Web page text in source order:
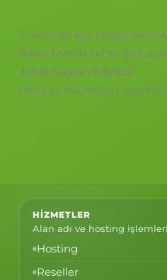
Güvende kal, başarı
Siber Mimar’la her şey
Aşkla bağlan hayata,
Her şey mümkün, seninle
HIZMETLER
Alan adı ve hosting işlemleri
Hosting
Reseller